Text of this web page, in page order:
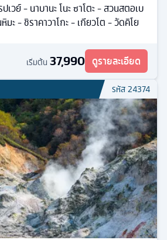
ปเวย์ - นาบานะ โนะ ซาโตะ - สวนสตอเบ
ะ - ชิราคาวาโกะ - เกียวโต - วัดคิโย
เริ่มต้น 37,990 ดูรายละเอียด
รหัส24374